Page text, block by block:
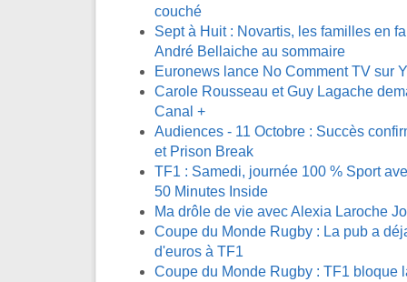
couché
Sept à Huit : Novartis, les familles en
André Bellaiche au sommaire
Euronews lance No Comment TV sur
Carole Rousseau et Guy Lagache
Canal +
Audiences - 11 Octobre : Succès
et Prison Break
TF1 : Samedi, journée 100 % Sport
50 Minutes Inside
Ma drôle de vie avec Alexia Laroche
Coupe du Monde Rugby : La pub a
d'euros à TF1
Coupe du Monde Rugby : TF1 bloque